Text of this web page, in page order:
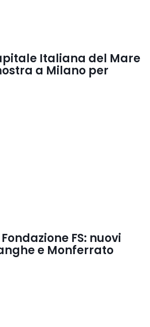
Italiana del Mare
a Milano per
FS: nuovi
e Monferrato